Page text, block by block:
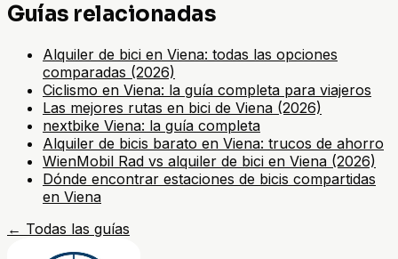
Guías relacionadas
Alquiler de bici en Viena: todas las opciones
comparadas (2026)
Ciclismo en Viena: la guía completa para viajeros
Las mejores rutas en bici de Viena (2026)
nextbike Viena: la guía completa
Alquiler de bicis barato en Viena: trucos de ahorro
WienMobil Rad vs alquiler de bici en Viena (2026)
Dónde encontrar estaciones de bicis compartidas
en Viena
← Todas las guías